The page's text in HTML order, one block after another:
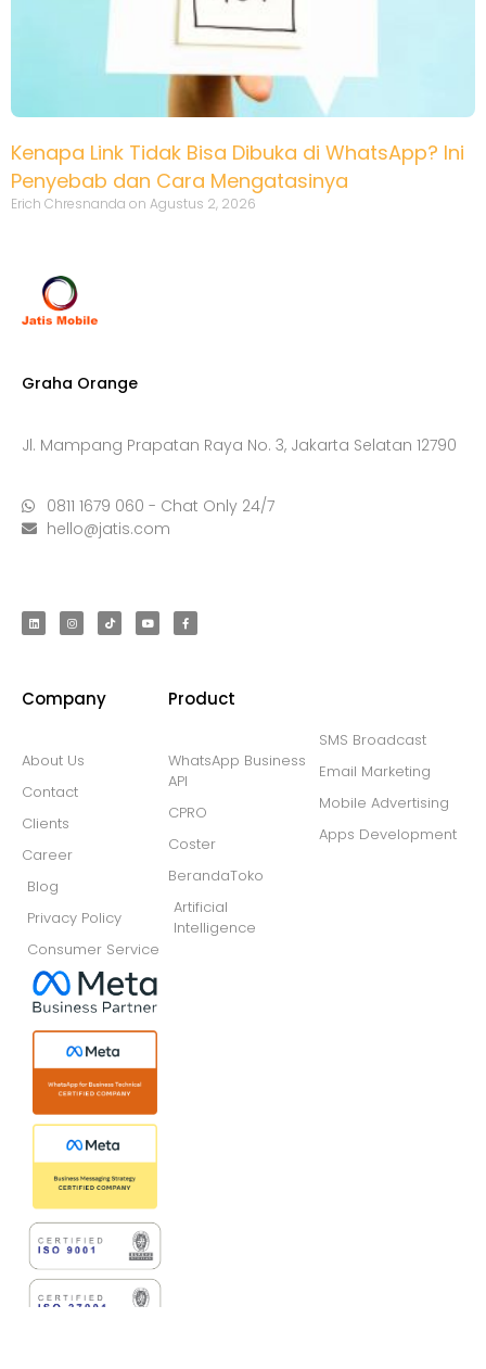
Kenapa Link Tidak Bisa Dibuka di WhatsApp? Ini
Penyebab dan Cara Mengatasinya
Erich Chresnanda Agustus 2, 2026
Graha Orange
Jl. Mampang Prapatan Raya No. 3, Jakarta Selatan 12790
0811 1679 060 - Chat Only 24/7
hello@jatis.com
Company
About Us
Contact
Clients
Career
Blog
Privacy Policy
Consumer Service
Product
WhatsApp Business
API
CPRO
Coster
BerandaToko
Artificial
Intelligence
SMS Broadcast
Email Marketing
Mobile Advertising
Apps Development